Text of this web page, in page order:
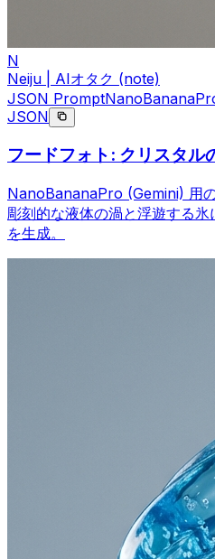
N
Neiju | AIオタク (note)
JSON Prompt
JSON
フードフォト: クリスタ
NanoBananaPro (Gemini) 用
彫刻的な液体の渦と浮遊する
を生成。